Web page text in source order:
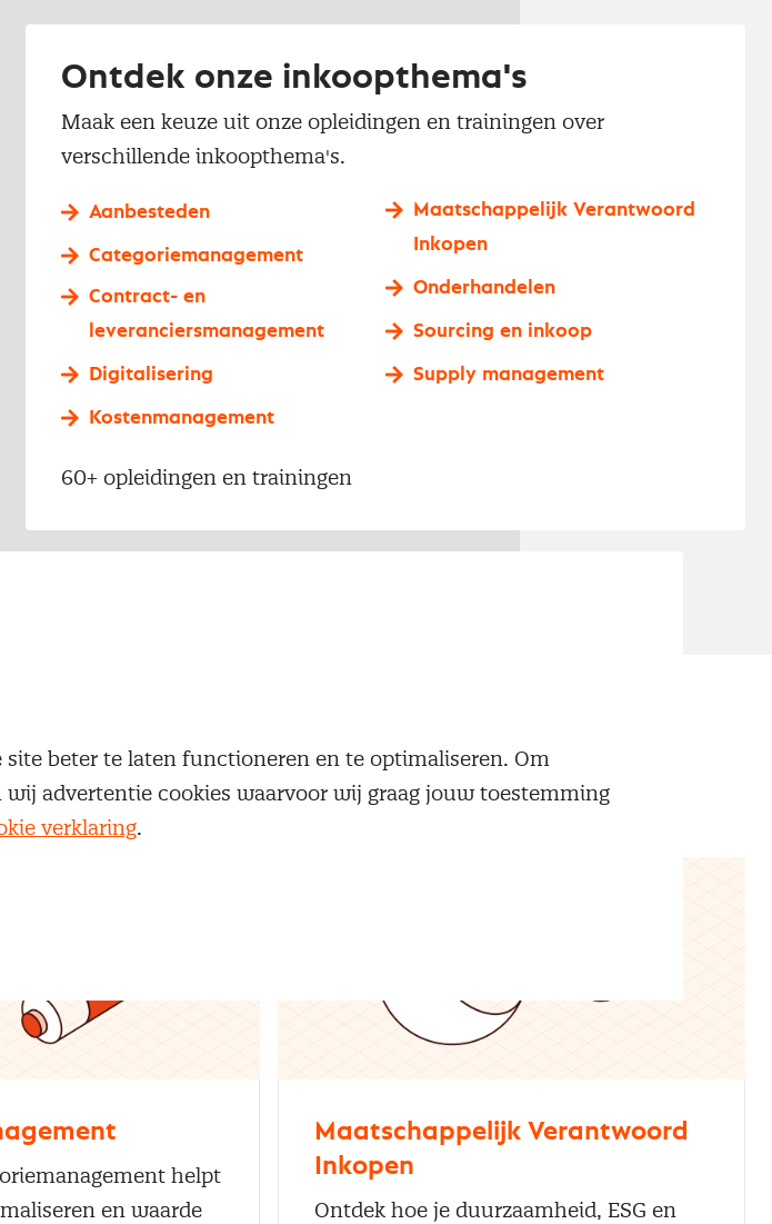
Ontdek onze inkoopthema's
Maak een keuze uit onze opleidingen en trainingen over
verschillende inkoopthema's.
Aanbesteden
Categoriemanagement
Contract- en
leveranciersmanagement
Digitalisering
Kostenmanagement
Maatschappelijk Verantwoord
Inkopen
Onderhandelen
Sourcing en inkoop
Supply management
60+ opleidingen en trainingen
helpt
en waarde
Maatschappelijk Verantwoord
Inkopen
Ontdek hoe je duurzaamheid, ESG en
beter te laten functioneren en te optimaliseren. Om
advertentie cookies waarvoor wij graag jouw toestemming
verklaring.